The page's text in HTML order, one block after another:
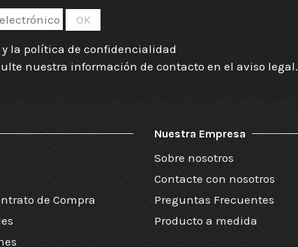
la política de confidencialidad
nuestra información de contacto en el aviso legal.
de Compra
Nuestra Empresa
Sobre nosotros
Contacte con nosotros
Preguntas Frecuentes
Producto a medida